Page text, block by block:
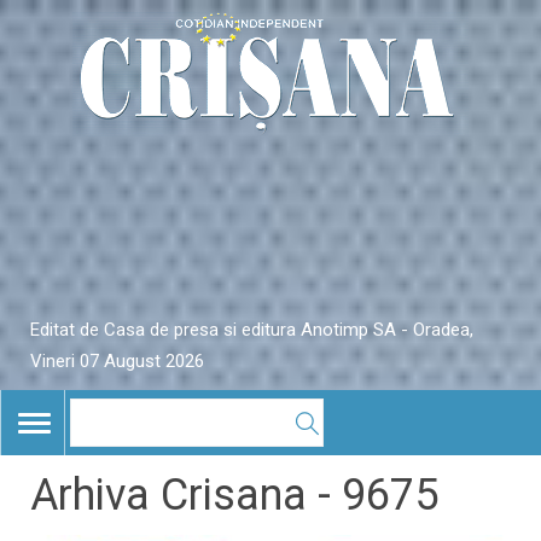
Editat de Casa de presa si editura Anotimp SA - Oradea,
Vineri 07 August 2026
TOGGLE
NAVIGATION
Arhiva Crisana - 9675